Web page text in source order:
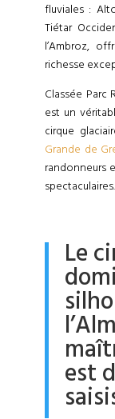
fluviales :
Tiétar
l’Ambroz,
richesse
Classée Parc
est un
cirque
Grande de
randonneurs
spectaculaires.
Le
est